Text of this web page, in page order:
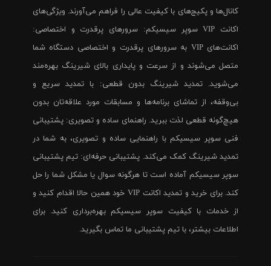
کانال‌ها و پکیج‌های با کیفیت عالی را فراهم می‌آورند. ویژگی‌های
اکانت VIP سوپر سیسیکم: سرورهای پرقدرت و اختصاصی:
اکانت‌های VIP به سرورهای پرقدرت و اختصاصی دستگاه شما
متصل می‌شوند و از سرعت و پایداری بالای شیرینگ بهره‌مند
می‌شوید. تمدید شیرینگ بدون قطعی: با تمدید سریع و
بی‌وقفه، از تماشای برنامه‌ها و مسابقات مورد علاقه‌تان بدون
هیچ‌گونه قطعی لذت ببرید. راهنمای ساده و تصویری: پشتیبانی
فنی سوپر سیسیکم با راهنمایی ساده و تصویری، به شما در
تمدید شیرینگ کمک می‌کند. پشتیبانی حرفه‌ای: تیم پشتیبانی
سوپر سیسیکم آماده است تا هرگونه سوال یا مشکل شما را حل
کند. برای خرید و تمدید اکانت VIP خود همین حالا اقدام کنید و
از خدمات با کیفیت سوپر سیسیکم بهره‌برداری کنید. برای
اطلاعات بیشتر، با تیم پشتیبانی ما تماس بگیرید.